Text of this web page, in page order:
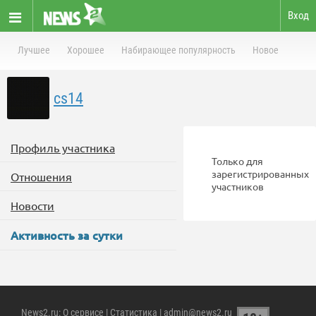
Вход
Лучшее Хорошее Набирающее популярность Новое
cs14
Профиль участника
Отношения
Новости
Активность за сутки
Только для
зарегистрированных
участников
News2.ru: О сервисе | Статистика | admin@news2.ru